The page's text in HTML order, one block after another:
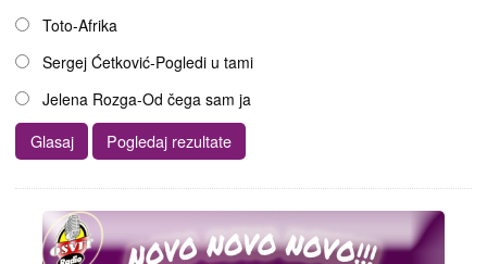
Toto-Afrika
Sergej Ćetković-Pogledi u tami
Jelena Rozga-Od čega sam ja